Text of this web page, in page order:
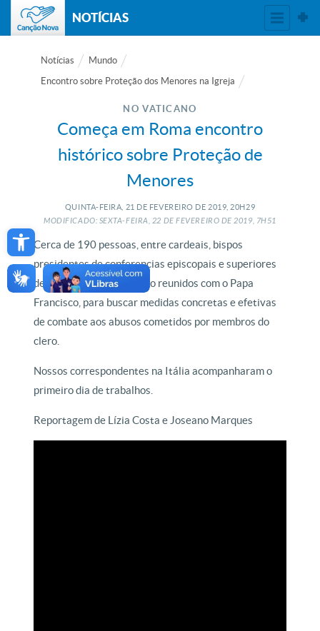
Open toolbar
NOTÍCIAS
Notícias
Mundo
Encontro sobre Proteção dos Menores na Igreja
NO VATICANO
Começa em Roma encontro
histórico sobre Proteção de
Menores
QUINTA-FEIRA, 21 DE FEVEREIRO DE 2019, 20H29
MODIFICADO: SEXTA-FEIRA, 22 DEFEVEREIRO DE2019, 7H51
Cerca de 190 pessoas, entre cardeais, bispos
presidentes de conferencias episcopais e superiores
de ordens religiosas estão reunidos com o Papa
Francisco, para buscar medidas concretas e efetivas
de combate aos abusos cometidos por membros do
clero.
Nossos correspondentes na Itália acompanharam o
primeiro dia de trabalhos.
Reportagem de Lízia Costa e Joseano Marques